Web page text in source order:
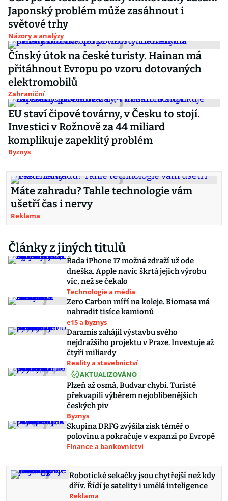
Japonský problém může zasáhnout i
světové trhy
Názory a analýzy
Čínský útok na české turisty. Hainan má
přitáhnout Evropu po vzoru dotovaných
elektromobilů
Zahraniční
EU staví čipové továrny, v Česku to stojí.
Investici v Rožnově za 44 miliard
komplikuje zapeklitý problém
Byznys
Máte zahradu? Tahle technologie vám
ušetří čas i nervy
Reklama
Články z jiných titulů
Řada iPhone 17 možná zdraží už ode
dneška. Apple navíc škrtá jejich výrobu
víc, než se čekalo
Technologie a média
Zero Carbon míří na koleje. Biomasa má
nahradit tisíce kamionů
e15 a byznys
Daramis zahájil výstavbu svého
nejdražšího projektu v Praze. Investuje až
čtyři miliardy
Reality a stavebnictví
AKTUALIZOVÁNO
Plzeň až osmá, Budvar chybí. Turisté
překvapili výběrem nejoblíbenějších
českých piv
Byznys
Skupina DRFG zvýšila zisk téměř o
polovinu a pokračuje v expanzi po Evropě
Finance a bankovnictví
Robotické sekačky jsou chytřejší než kdy
dřív. Řídí je satelity i umělá inteligence
Reklama